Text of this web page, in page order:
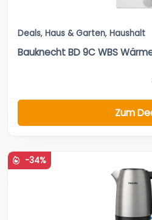
Deals, Haus & Garten, Haushalt
Bauknecht BD 9C WBS
Zum
-34%